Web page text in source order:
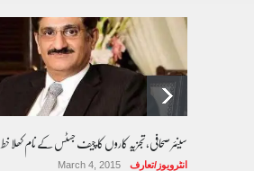
سینئر صحافی، تجزیہ کاروں کا چیف جسٹس کے نام کھلا خط
انٹرویوز/تعارف March 4, 2015